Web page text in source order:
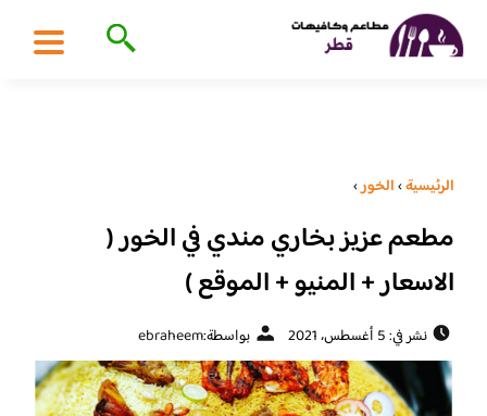
الرئيسية›الخور›
مطعم عزيز بخاري مندي في الخور (
الاسعار + المنيو + الموقع )
نشر في: 5 أغسطس، 2021 بواسطة:ebraheem